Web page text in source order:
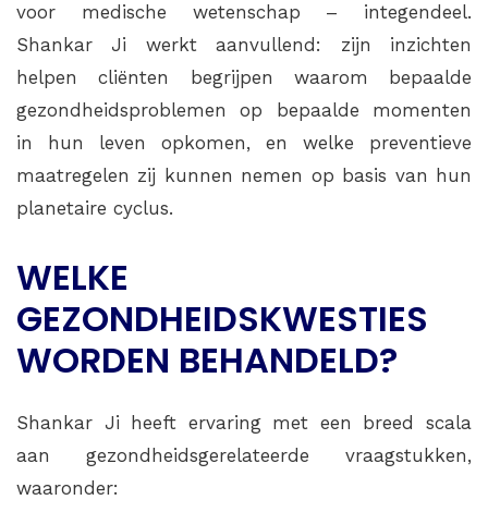
voor medische wetenschap – integendeel.
Shankar Ji werkt aanvullend: zijn inzichten
helpen cliënten begrijpen waarom bepaalde
gezondheidsproblemen op bepaalde momenten
in hun leven opkomen, en welke preventieve
maatregelen zij kunnen nemen op basis van hun
planetaire cyclus.
WELKE
GEZONDHEIDSKWESTIES
WORDEN BEHANDELD?
Shankar Ji heeft ervaring met een breed scala
aan gezondheidsgerelateerde vraagstukken,
waaronder: